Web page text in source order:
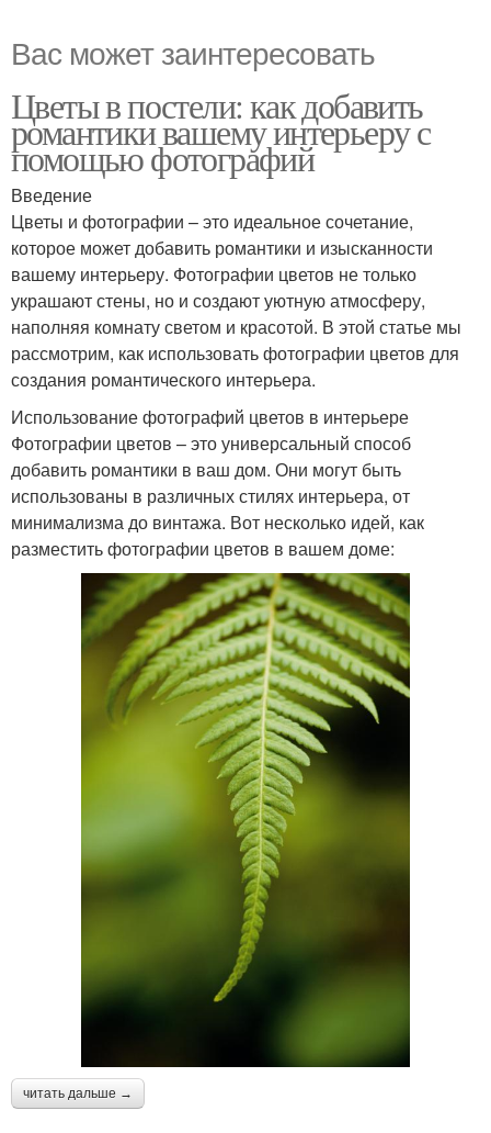
Вас может заинтересовать
Цветы в постели: как добавить
романтики вашему интерьеру с
помощью фотографий
Введение
Цветы и фотографии – это идеальное сочетание,
которое может добавить романтики и изысканности
вашему интерьеру. Фотографии цветов не только
украшают стены, но и создают уютную атмосферу,
наполняя комнату светом и красотой. В этой статье мы
рассмотрим, как использовать фотографии цветов для
создания романтического интерьера.
Использование фотографий цветов в интерьере
Фотографии цветов – это универсальный способ
добавить романтики в ваш дом. Они могут быть
использованы в различных стилях интерьера, от
минимализма до винтажа. Вот несколько идей, как
разместить фотографии цветов в вашем доме:
читать дальше →